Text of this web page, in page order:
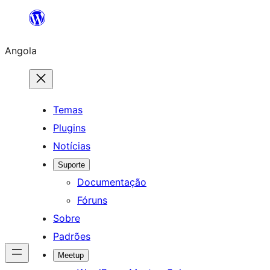
Saltar
o
conteúdo
Angola
Temas
Plugins
Notícias
Suporte
Documentação
Fóruns
Sobre
Padrões
Meetup